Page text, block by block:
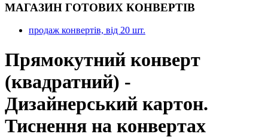
МАГАЗИН ГОТОВИХ КОНВЕРТІВ
продаж конвертів, від 20 шт.
Прямокутний конверт
(квадратний) -
Дизайнерський картон.
Тиснення на конвертах